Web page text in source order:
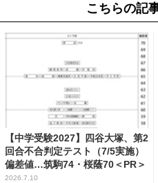
こちらの記
【中学受験2027】四谷大塚、第2
回合不合判定テスト（7/5実施）
偏差値…筑駒74・桜蔭70＜PR＞
2026.7.10